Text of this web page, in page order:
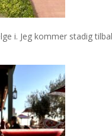
i. Jeg kommer stadig